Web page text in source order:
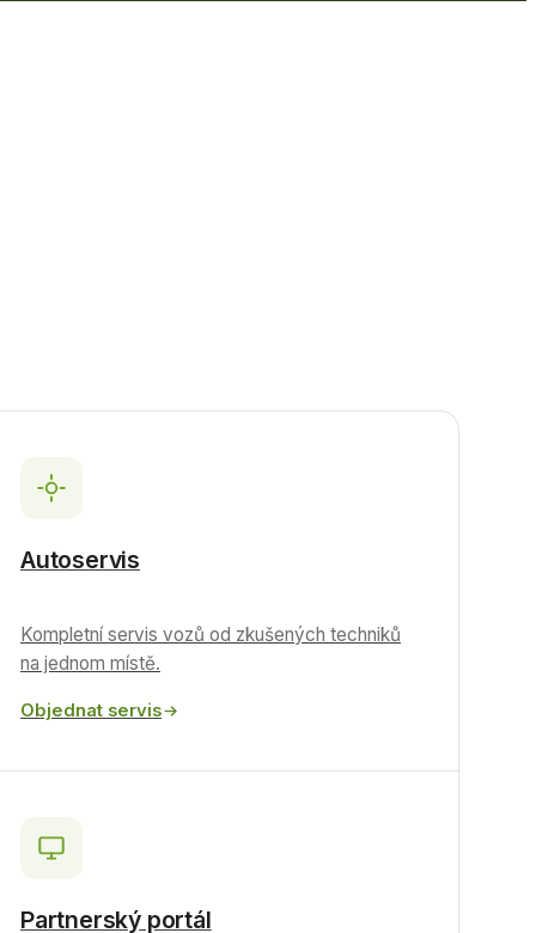
Autoservis
Kompletní servis vozů od zkušených techniků
na jednom místě.
Objednat servis
Partnerský portál